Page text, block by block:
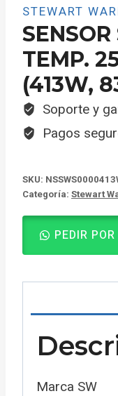
STEWART
TEMP.
(413W,
Soporte y
Pagos
SKU:
Categoría: Stewart
PEDIR
Marca SW